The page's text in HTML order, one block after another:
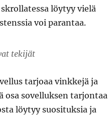
löytyy vielä
voi parantaa.
tekijät
tarjoaa vinkkejä ja
osa sovelluksen tarjontaa
löytyy suosituksia ja